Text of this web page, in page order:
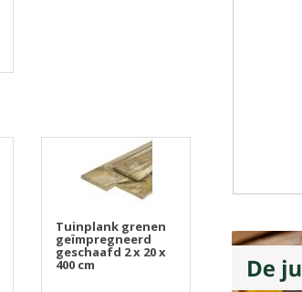
Tuinplank grenen
geïmpregneerd
geschaafd 2 x 20 x
400 cm